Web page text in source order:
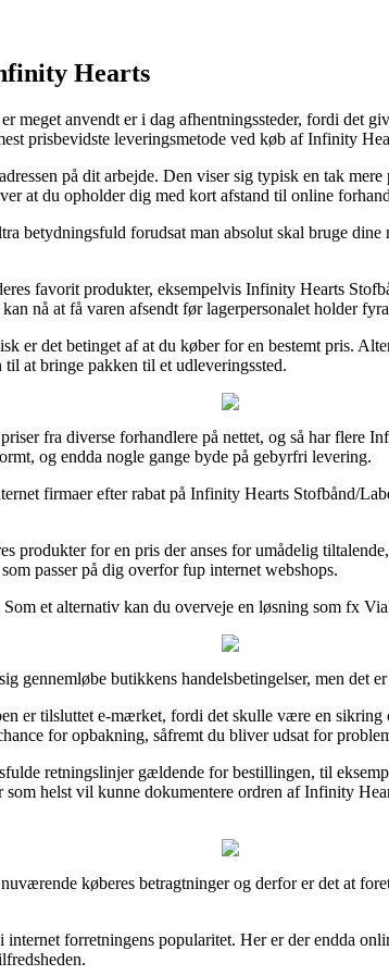
Hearts
meget anvendt er i dag afhentningssteder, fordi det
prisbevidste leveringsmetode ved køb af Infinity
på dit arbejde. Den viser sig typisk en tak
at du opholder dig med kort afstand til online
betydningsfuld forudsat man absolut skal bruge dine
favorit produkter, eksempelvis Infinity Hearts
nå at få varen afsendt før lagerpersonalet holder
er det betinget af at du køber for en bestemt pris.
at bringe pakken til et udleveringssted.
fra diverse forhandlere på nettet, og så har flere
og endda nogle gange byde på gebyrfri levering.
firmaer efter rabat på Infinity Hearts Stofbånd/
produkter for en pris der anses for umådelig
passer på dig overfor fup internet webshops.
et alternativ kan du overveje en løsning som fx
gennemløbe butikkens handelsbetingelser, men det
er tilsluttet e-mærket, fordi det skulle være en
for opbakning, såfremt du bliver udsat for
retningslinjer gældende for bestillingen, til
som helst vil kunne dokumentere ordren af Infinity
køberes betragtninger og derfor er det at
forretningens popularitet. Her er der endda